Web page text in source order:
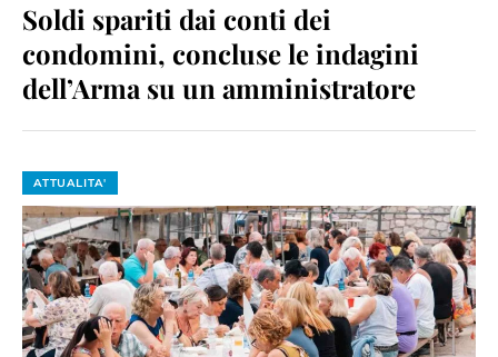
Soldi spariti dai conti dei
condomini, concluse le indagini
dell’Arma su un amministratore
ATTUALITA'